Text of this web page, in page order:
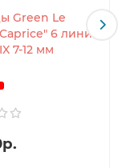
Green Le
6 линий
7-12 мм